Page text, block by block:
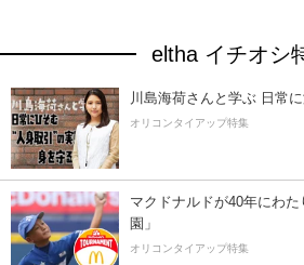
eltha イチオシ
川島海荷さんと学ぶ 日常
オリコンタイアップ特集
マクドナルドが40年にわ
園」
オリコンタイアップ特集